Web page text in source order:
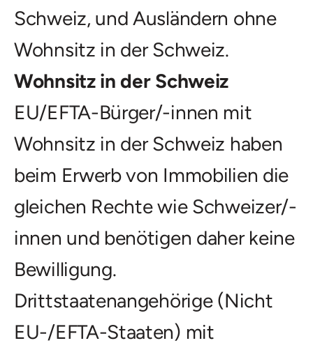
Schweiz, und Ausländern ohne
Wohnsitz in der Schweiz.
Wohnsitz in der Schweiz
EU/EFTA-Bürger/-innen mit
Wohnsitz in der Schweiz haben
beim Erwerb von Immobilien die
gleichen Rechte wie Schweizer/-
innen und benötigen daher keine
Bewilligung.
Drittstaatenangehörige (Nicht
EU-/EFTA-Staaten) mit